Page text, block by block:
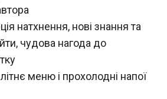
натхнення, нові знання та
чудова нагода до
меню і прохолодні напої